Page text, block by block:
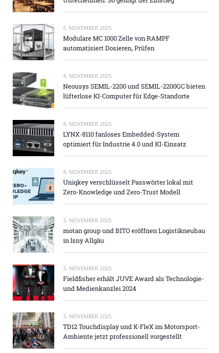
5. NOVEMBER 2025
Modulare MC 1000 Zelle von RAMPF
automatisiert Dosieren, Prüfen
4. NOVEMBER 2025
Neousys SEMIL-2200 und SEMIL-2200GC bieten
lüfterlose KI-Computer für Edge-Standorte
4. NOVEMBER 2025
LYNX-8110 fanloses Embedded-System
optimiert für Industrie 4.0 und KI-Einsatz
4. NOVEMBER 2025
Uniqkey verschlüsselt Passwörter lokal mit
Zero-Knowledge und Zero-Trust Modell
3. NOVEMBER 2025
motan group und BITO eröffnen Logistikneubau
in Isny Allgäu
3. NOVEMBER 2025
Fieldfisher erhält JUVE Award als Technologie-
und Medienkanzlei 2024
3. NOVEMBER 2025
TD12 Touchdisplay und K-FleX im Motorsport-
Ambiente jetzt professionell vorgestellt